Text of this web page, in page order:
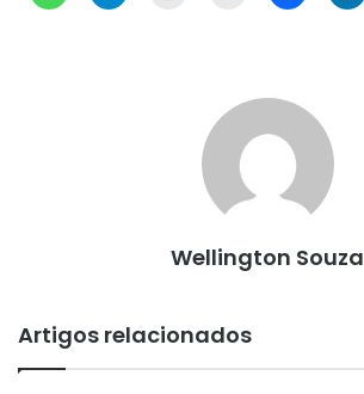
Wellington Souza
Artigos relacionados